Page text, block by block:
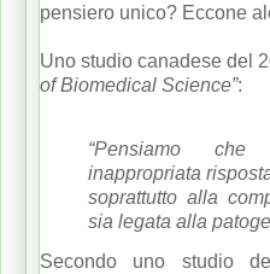
pensiero unico? Eccone
Uno studio canadese del
of Biomedical Science”:
“Pensiamo
inappropriata
soprattutto alla
sia legata alla
Secondo uno studio